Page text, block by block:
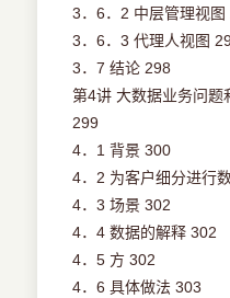
3．6．2 中层管理视图
3．6．3 代理人视图
3．7 结论 298
第4讲 大数据业务问
299
4．1 背景 300
4．2 为客户细分进行
4．3 场景 302
4．4 数据的解释 302
4．5 方 302
4．6 具体做法 303